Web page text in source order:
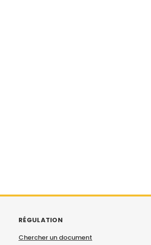
RÉGULATION
Chercher un document